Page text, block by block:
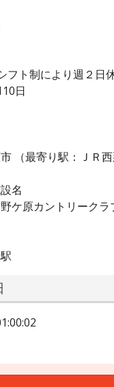
フト制により週２日
日
（最寄り駅：ＪＲ
名
ケ原カントリーク